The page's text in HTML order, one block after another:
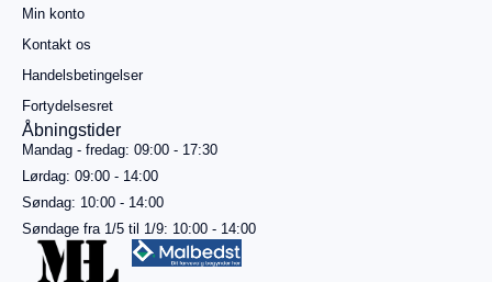
betaling
kurv
Min konto
Kontakt os
Handelsbetingelser
Fortydelsesret
Åbningstider
Mandag - fredag: 09:00 - 17:30
Lørdag: 09:00 - 14:00
Søndag: 10:00 - 14:00
Søndage fra 1/5 til 1/9: 10:00 - 14:00